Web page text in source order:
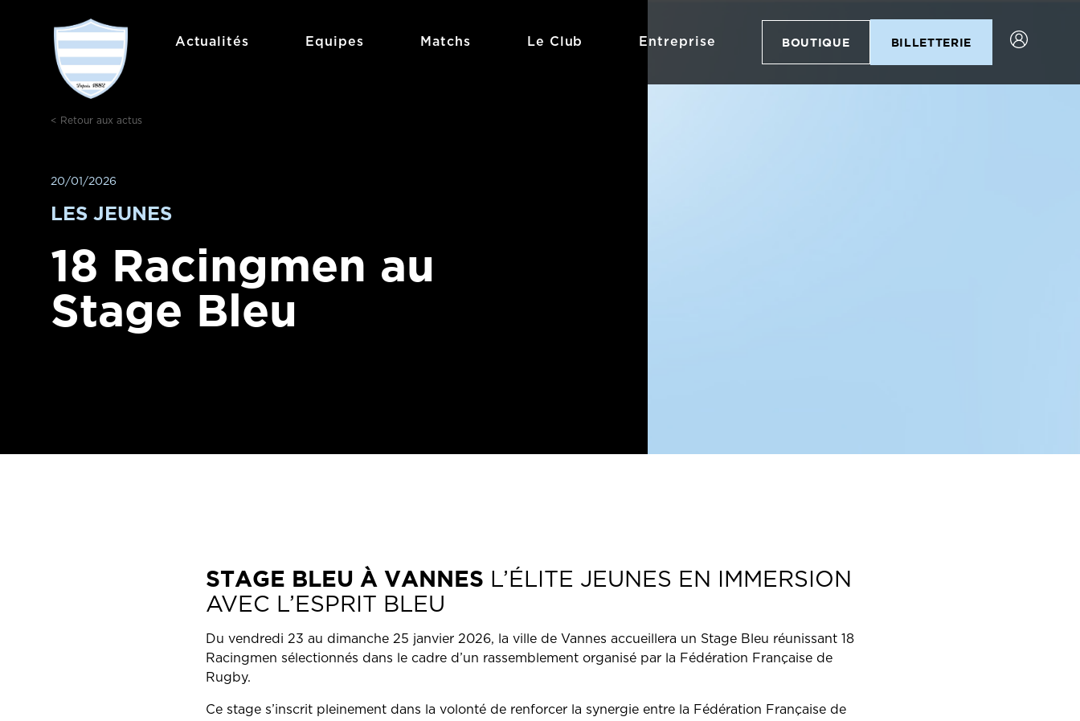
Actualités Equipes Matchs Le Club Entreprise BOUTIQUE BILLETTERIE
< Retour aux actus
20/01/2026
LES JEUNES
18 Racingmen au
Stage Bleu
STAGE BLEU À VANNES L’ÉLITE JEUNES EN IMMERSION
AVEC L’ESPRIT BLEU
Du vendredi 23 au dimanche 25 janvier 2026, la ville de Vannes accueillera un Stage Bleu réunissant 18
Racingmen sélectionnés dans le cadre d’un rassemblement organisé par la Fédération Française de
Rugby.
Ce stage s’inscrit pleinement dans la volonté de renforcer la synergie entre la Fédération Française de